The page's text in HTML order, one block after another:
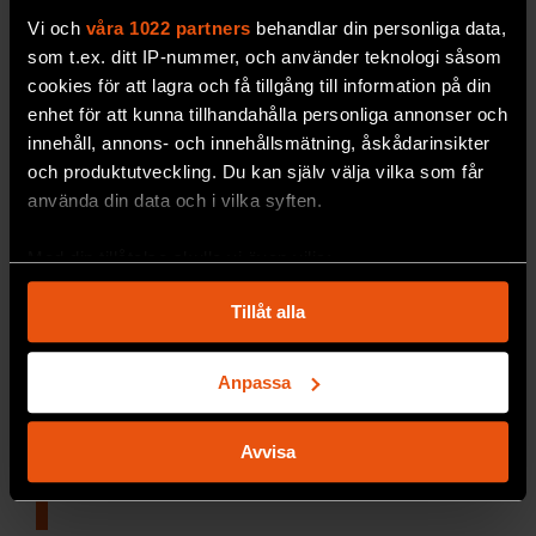
Vi och våra 1022 partners behandlar din personliga data,
som t.ex. ditt IP-nummer, och använder teknologi såsom
cookies för att lagra och få tillgång till information på din
enhet för att kunna tillhandahålla personliga annonser och
innehåll, annons- och innehållsmätning, åskådarinsikter
och produktutveckling. Du kan själv välja vilka som får
använda din data och i vilka syften.
Med din tillåtelse skulle vi även vilja:
som kan ha en noggrannhet på upp till flera meter
Identifiera din enhet genom att aktivt skanna den
för specifika kännetecken (fingeravtryck)
Ta reda på mer om hur dina personliga uppgifter
helst från cookie-förklaringen.
Tillåt alla
Anpassa
Avvisa
Moll har varit gladare
som gör att vi tycker att musikens
molltoner låter sorgliga medan dur låter glatt?
Är det ett inlärt beteende?Markus Enger
Att inspireras avnaturen